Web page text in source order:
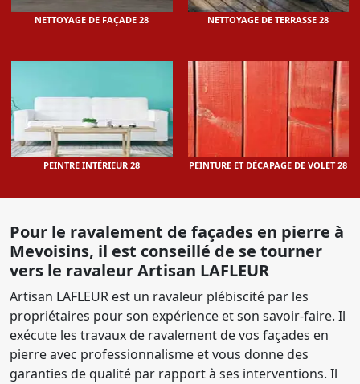
NETTOYAGE DE FAÇADE 28 NETTOYAGE DE TERRASSE 28
PEINTRE INTÉRIEUR 28 PEINTURE ET DÉCAPAGE DE VOLET 28
Pour le ravalement de façades en pierre à
Mevoisins, il est conseillé de se tourner
vers le ravaleur Artisan LAFLEUR
Artisan LAFLEUR est un ravaleur plébiscité par les
propriétaires pour son expérience et son savoir-faire. Il
exécute les travaux de ravalement de vos façades en
pierre avec professionnalisme et vous donne des
garanties de qualité par rapport à ses interventions. Il